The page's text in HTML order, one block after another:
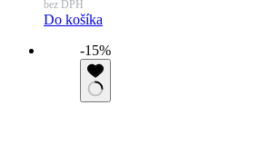
bez DPH
Do košíka
-15%